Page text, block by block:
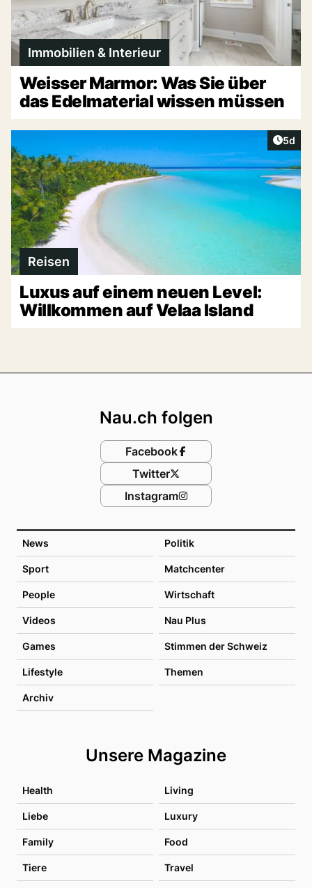
Immobilien & Interieur
Weisser Marmor: Was Sie über
das Edelmaterial wissen müssen
5d
Reisen
Luxus auf einem neuen Level:
Willkommen auf Velaa Island
News Politik
Sport Matchcenter
People Wirtschaft
Videos Nau Plus
Games Stimmen der Schweiz
Lifestyle Themen
Archiv
Unsere Magazine
Health Living
Liebe Luxury
Family Food
Tiere Travel
Nau.ch folgen
Facebook
Twitter
Instagram